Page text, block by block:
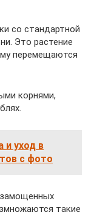
со стандартной
Это растение
перемещаются
корнями,
и уход в
с фото
такие